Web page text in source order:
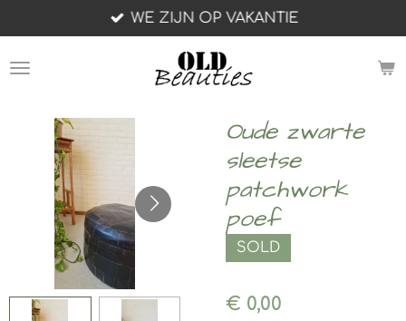
direct
naar
WE ZIJN OP VAKANTIE
Oude zwarte
sleetse
patchwork
poef
SOLD
€ 0,00